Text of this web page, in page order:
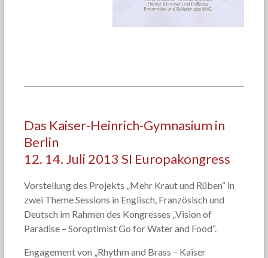
Das Kaiser-Heinrich-Gymnasium in
Berlin
12. 14. Juli 2013 SI Europakongress
Vorstellung des Projekts „Mehr Kraut und Rüben“ in
zwei Theme Sessions in Englisch, Französisch und
Deutsch im Rahmen des Kongresses „Vision of
Paradise – Soroptimist Go for Water and Food“.
Engagement von „Rhythm and Brass – Kaiser